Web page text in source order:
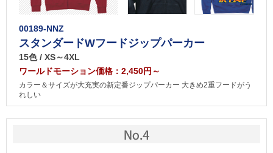
00189-NNZ
スタンダードWフードジップパーカー
15色 / XS～4XL
ワールドモーション価格：2,450円～
カラー＆サイズが大充実の新定番ジップパーカー 大きめ2重フードがう
れしい